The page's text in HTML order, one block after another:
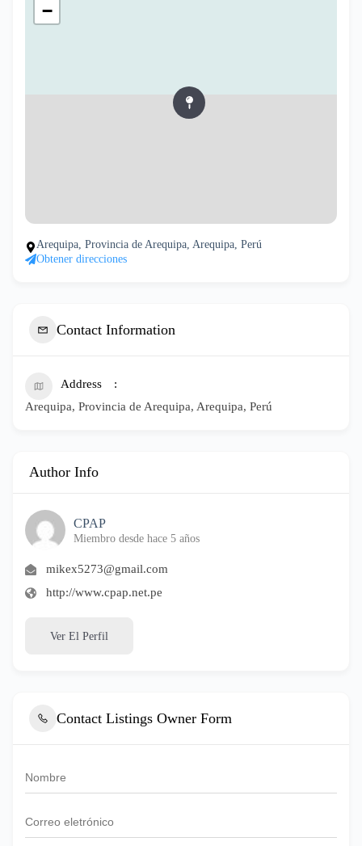
−
Arequipa, Provincia de Arequipa, Arequipa, Perú
Obtener direcciones
Contact Information
Address
Arequipa, Provincia de Arequipa, Arequipa, Perú
Author Info
CPAP
Miembro desde hace 5 años
mikex5273@gmail.com
http://www.cpap.net.pe
Ver El Perfil
Contact Listings Owner Form